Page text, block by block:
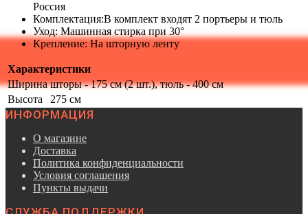
Россия
Комплектация:В комплект входят 2 портьеры и тюль
Уход: Машинная стирка при 30°
Крепление: На шторную ленту
Характеристики
Ширина шторы - 175 см (2 шт.), тюль - 400 см
Высота
275 см
ИНФОРМАЦИЯ
О магазине
Доставка
Политика конфиденциальности
Условия соглашения
Пункты выдачи